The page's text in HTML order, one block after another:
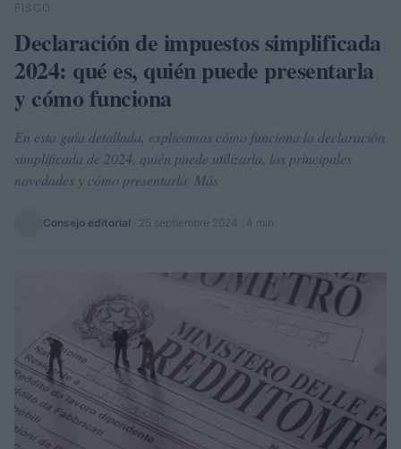
Buscar
FISCO
Declaración de impuestos simplificada
2024: qué es, quién puede presentarla
y cómo funciona
En esta guía detallada, explicamos cómo funciona la declaración
simplificada de 2024, quién puede utilizarla, las principales
novedades y cómo presentarla. Más
Consejo editorial 25 septiembre 2024 · 4 min